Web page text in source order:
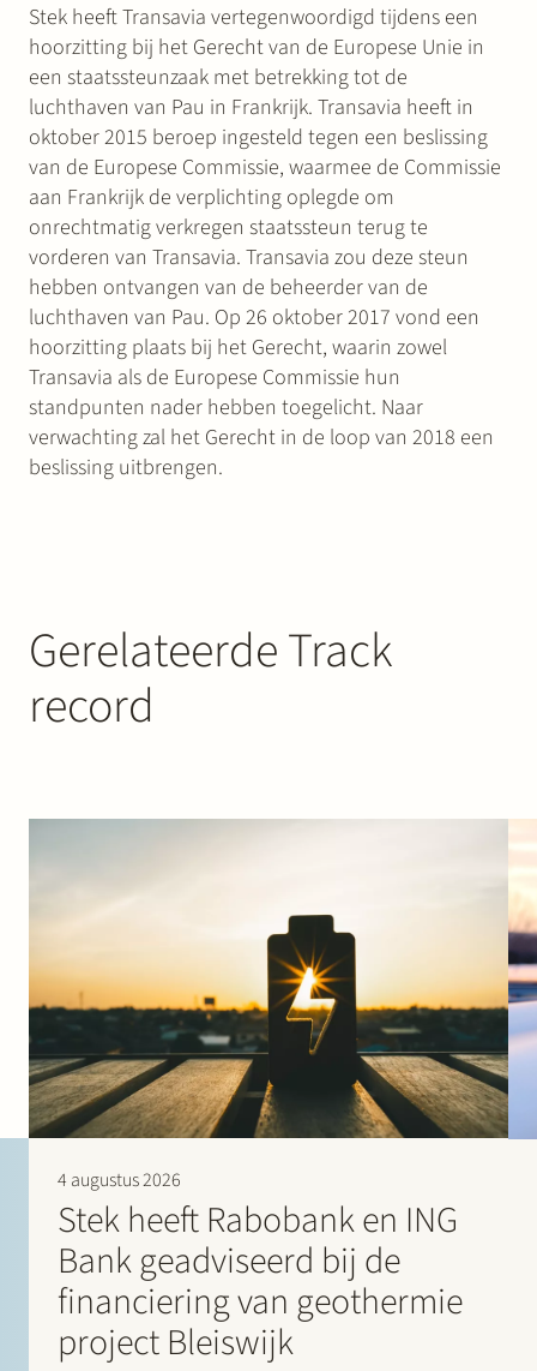
Stek heeft Transavia vertegenwoordigd tijdens een
hoorzitting bij het Gerecht van de Europese Unie in
een staatssteunzaak met betrekking tot de
luchthaven van Pau in Frankrijk. Transavia heeft in
oktober 2015 beroep ingesteld tegen een beslissing
van de Europese Commissie, waarmee de Commissie
aan Frankrijk de verplichting oplegde om
onrechtmatig verkregen staatssteun terug te
vorderen van Transavia. Transavia zou deze steun
hebben ontvangen van de beheerder van de
luchthaven van Pau. Op 26 oktober 2017 vond een
hoorzitting plaats bij het Gerecht, waarin zowel
Transavia als de Europese Commissie hun
standpunten nader hebben toegelicht. Naar
verwachting zal het Gerecht in de loop van 2018 een
beslissing uitbrengen.
Gerelateerde Track
record
4 augustus 2026
Stek heeft Rabobank en ING
Bank geadviseerd bij de
financiering van geothermie
project Bleiswijk